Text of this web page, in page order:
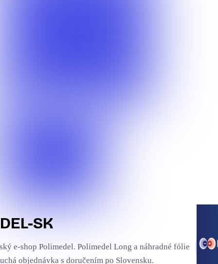
SK
e-shop Polimedel. Polimedel Long a náhradné fólie
objednávka s doručením po Slovensku.